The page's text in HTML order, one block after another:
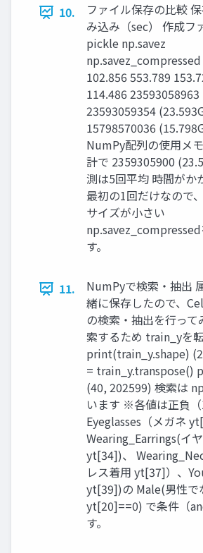
10.
ファイル保存の比較
み込み（sec） 作成フ
pickle np.savez
102.856 553.789
114.486 23593058963
23593059354
15798570036
NumPy配列の使用メ
計で 2359305900
測は5回平均 時間がか
最初の1回だけなので
サイズが小さい
np.savez_compressed
す。
11.
NumPyで検索・抽出
緒に保存したので、
の検索・抽出を行っ
索するため train_yを転
print(train_y.shape)
= train_y.transpose()
(40, 202599) 検索は
います ※各値は正負
Eyeglasses（メガネ
Wearing_Earrings(イ
yt[34])、
レス着用 yt[37]）、
yt[39])の Male(男性で
yt[20]==0) で条件（
す。